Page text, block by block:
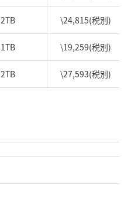
2TB \24,815(税別)
1TB \19,259(税別)
2TB \27,593(税別)